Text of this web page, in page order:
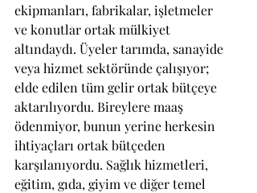
ekipmanları, fabrikalar, işletmeler
ve konutlar ortak mülkiyet
altındaydı. Üyeler tarımda, sanayide
veya hizmet sektöründe çalışıyor;
elde edilen tüm gelir ortak bütçeye
aktarılıyordu. Bireylere maaş
ödenmiyor, bunun yerine herkesin
ihtiyaçları ortak bütçeden
karşılanıyordu. Sağlık hizmetleri,
eğitim, gıda, giyim ve diğer temel